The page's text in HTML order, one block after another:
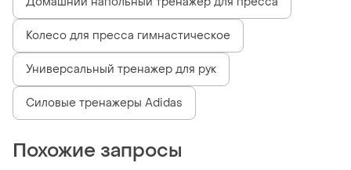
Колесо для пресса гимнастическое
Универсальный тренажер для рук
Силовые тренажеры Adidas
Похожие запросы